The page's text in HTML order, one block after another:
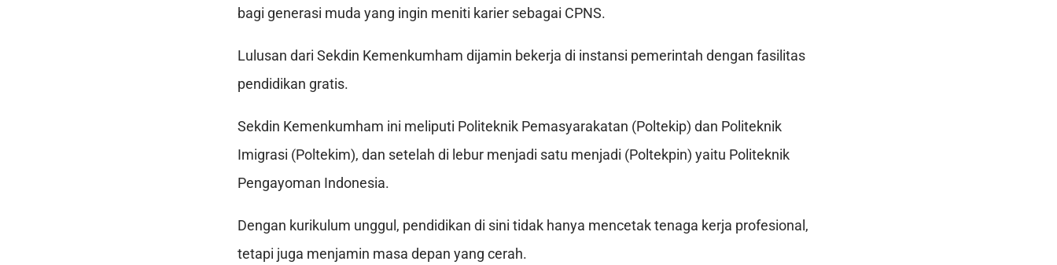
bagi generasi muda yang ingin meniti karier sebagai CPNS.
Lulusan dari Sekdin Kemenkumham dijamin bekerja di instansi pemerintah dengan fasilitas
pendidikan gratis.
Sekdin Kemenkumham ini meliputi Politeknik Pemasyarakatan (Poltekip) dan Politeknik
Imigrasi (Poltekim), dan setelah di lebur menjadi satu menjadi (Poltekpin) yaitu Politeknik
Pengayoman Indonesia.
Dengan kurikulum unggul, pendidikan di sini tidak hanya mencetak tenaga kerja profesional,
tetapi juga menjamin masa depan yang cerah.